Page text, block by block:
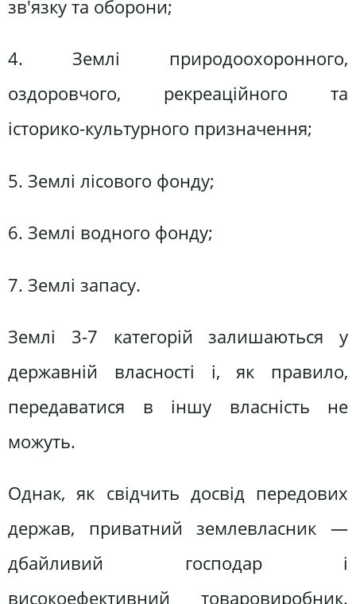
зв'язку та оборони;
4. Землі природоохоронного,
оздоровчого, рекреаційного та
історико-культурного призначення;
5. Землі лісового фонду;
6. Землі водного фонду;
7. Землі запасу.
Землі 3-7 категорій залишаються у
державній власності і, як правило,
передаватися в іншу власність не
можуть.
Однак, як свідчить досвід передових
держав, приватний землевласник —
дбайливий господар і
високоефективний товаровиробник.